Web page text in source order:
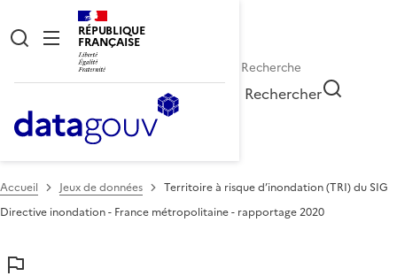
RÉPUBLIQUE
FRANÇAISE
Rechercher
Accueil Jeux de données
Territoire à risque d’inondation (TRI) du SIG
Directive inondation - France métropolitaine - rapportage 2020